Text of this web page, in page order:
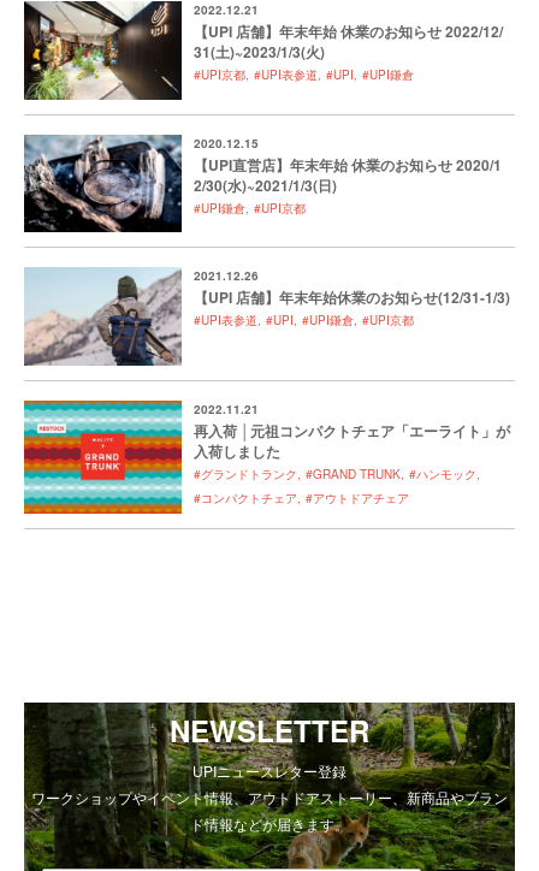
2022.12.21
【UPI 店舗】年末年始 休業のお知らせ 2022/12/
31(土)~2023/1/3(火)
#UPI京都 #UPI表参道 #UPI #UPI鎌倉
2020.12.15
【UPI直営店】年末年始 休業のお知らせ 2020/1
2/30(水)~2021/1/3(日)
#UPI鎌倉 #UPI京都
2021.12.26
【UPI 店舗】年末年始休業のお知らせ(12/31-1/3)
#UPI表参道 #UPI #UPI鎌倉 #UPI京都
2022.11.21
再入荷 │元祖コンパクトチェア「エーライト」が
入荷しました
#グランドトランク #GRAND TRUNK #ハンモック
#コンパクトチェア #アウトドアチェア
NEWSLETTER
UPIニュースレター登録
ワークショップやイベント情報、アウトドアストーリー、新商品やブラン
ド情報などが届きます。